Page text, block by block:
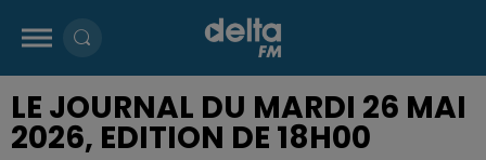
LE JOURNAL DU MARDI 26 MAI
2026, EDITION DE 18H00